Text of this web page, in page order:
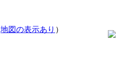
地図の表示あり ）